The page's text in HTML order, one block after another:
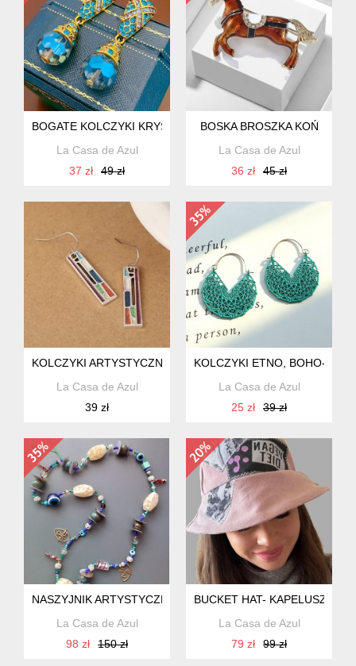
BOGATE KOLCZYKI KRYSZTAŁKOWE, WISZĄCE
La Casa de Azul
37 zł
49 zł
BOSKA BROSZKA KOŃ
La Casa de Azul
36 zł
45 zł
KOLCZYKI ARTYSTYCZNE,WITRAŻOWE
La Casa de Azul
39 zł
KOLCZYKI ETNO, BOHO- ALBA
La Casa de Azul
25 zł
39 zł
NASZYJNIK ARTYSTYCZNY AMULET
La Casa de Azul
98 zł
150 zł
BUCKET HAT- KAPELUSZ
La Casa de Azul
79 zł
99 zł